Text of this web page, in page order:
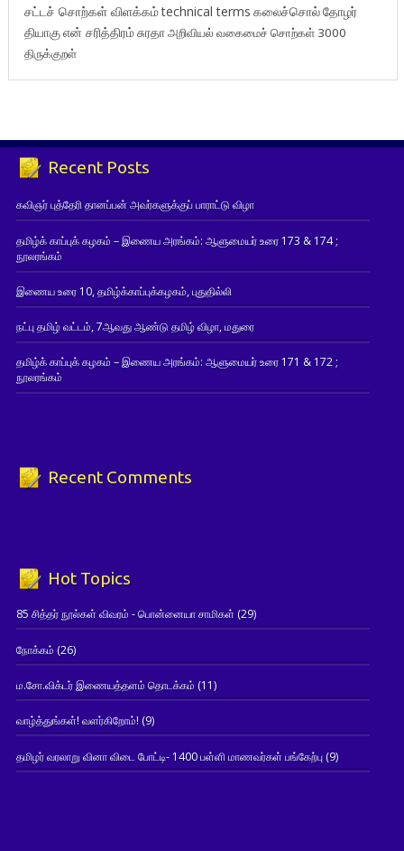
சட்டச் சொற்கள் விளக்கம்technical terms கலைச்சொல்தோழர்
தியாகுஎன் சரித்திரம்சுரதாஅறிவியல் வகைமைச் சொற்கள் 3000
திருக்குறள்
Recent Posts
கவிஞர் புத்தேரி தானப்பன் அவர்களுக்குப் பாராட்டு விழா
தமிழ்க் காப்புக் கழகம் – இணைய அரங்கம்: ஆளுமையர் உரை 173 & 174 ;
நூலரங்கம்
இணைய உரை 10, தமிழ்க்காப்புக்கழகம், புதுதில்லி
நட்பு தமிழ் வட்டம், 7ஆவது ஆண்டு தமிழ் விழா, மதுரை
தமிழ்க் காப்புக் கழகம் – இணைய அரங்கம்: ஆளுமையர் உரை 171 & 172 ;
நூலரங்கம்
Recent Comments
Hot Topics
85 சித்தர் நூல்கள் விவரம் - பொன்னையா சாமிகள் (29)
நோக்கம் (26)
ம.சோ.விக்டர் இணையத்தளம் தொடக்கம் (11)
வாழ்த்துங்கள்! வளர்கிறோம்! (9)
தமிழர் வரலாறு வினா விடை போட்டி- 1400 பள்ளி மாணவர்கள் பங்கேற்பு(9)